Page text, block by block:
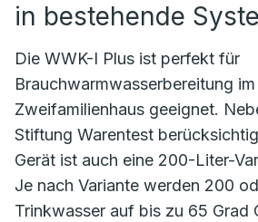
in bestehende
Die WWK-I Plus ist perfekt für
Brauchwarmwasserbereitung
Zweifamilienhaus geeignet.
Stiftung Warentest
Gerät ist auch eine 200-Liter-
Je nach Variante werden 200
Trinkwasser auf bis zu 65 Grad